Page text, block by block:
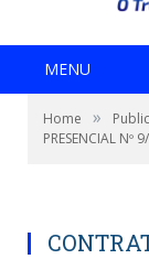
MENU
Home »
PRESENCIAL Nº